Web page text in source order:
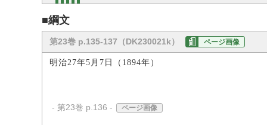
■綱文
第23巻 p.135-137（DK230021k） ページ画像
明治27年5月7日（1894年）
- 第23巻 p.136 - ページ画像